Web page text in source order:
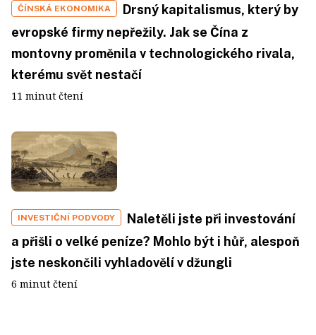
ČÍNSKÁ EKONOMIKA
Drsný kapitalismus, který by
evropské firmy nepřežily. Jak se Čína z
montovny proměnila v technologického rivala,
kterému svět nestačí
11 minut čtení
INVESTIČNÍ PODVODY
Naletěli jste při investování
a přišli o velké peníze? Mohlo být i hůř, alespoň
jste neskončili vyhladovělí v džungli
6 minut čtení